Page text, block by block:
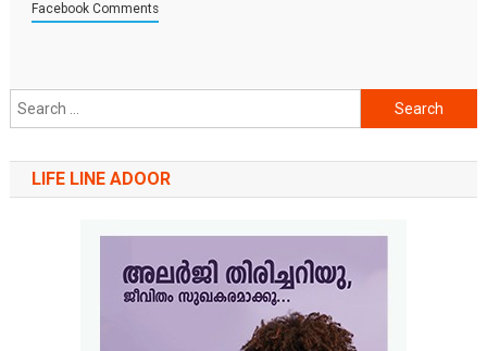
Facebook Comments
Search
for:
LIFE LINE ADOOR